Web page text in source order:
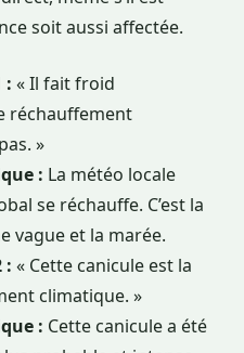
soit aussi affectée.
: « Il fait froid
réchauffement
»
: La météo locale
se réchauffe. C’est la
vague et la marée.
: « Cette canicule est la
climatique. »
: Cette canicule a été